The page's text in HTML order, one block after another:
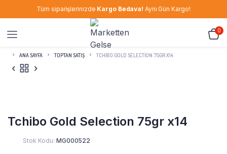
Tüm siparişlerinizde Kargo Bedava! Aynı Gün Kargo!
0
ANA SAYFA TOPTAN SATIŞ TCHIBO GOLD SELECTION 75GR X14
Tchibo Gold Selection 75gr x14
Stok Kodu: MG000522